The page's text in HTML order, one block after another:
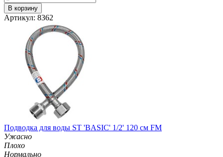
В корзину
Артикул: 8362
Подводка для воды ST 'BASIC' 1/2' 120 см FM
Ужасно
Плохо
Нормально